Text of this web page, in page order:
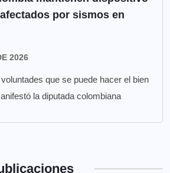
por sismos en
2026
que se puede hacer el bien
la diputada colombiana